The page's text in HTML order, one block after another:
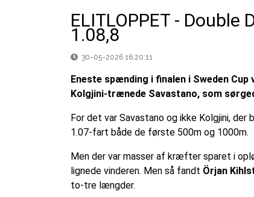
ELITLOPPET -
1.08,8
30-05-2026 16:20:11
Eneste spænding i finalen i Sweden
Kolgjini-trænede Savastano, som
For det var Savastano og ikke Kolgjini,
1.07-fart både de første 500m og 1000m.
Men der var masser af kræfter sparet i
lignede vinderen. Men så fandt Örjan
to-tre længder.